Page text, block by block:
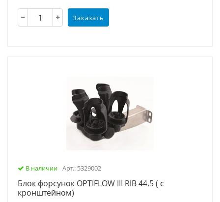
Заказать
В наличии Арт.: 5329002
Блок форсунок OPTIFLOW III RIB 44,5 ( с
кронштейном)